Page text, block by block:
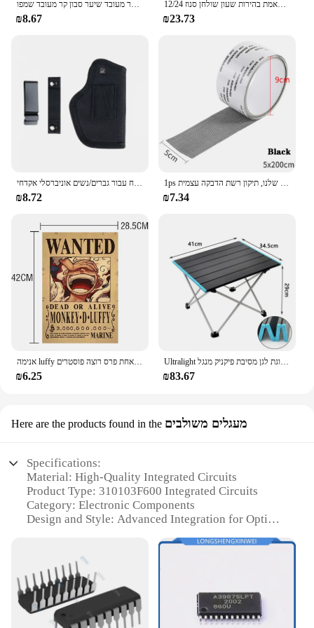
סבון ג 'ינג' ר פוליגונום סבון סבון קר מעובד שיער סבון קר מעובד שמפו
₪8.67
שעון מעורר אזעקה דיגיטלית מראה 2 רמות של התאמת בהירות שעון שולחן סנוז 12/24h מצב לילה הוביל שעון
₪23.73
נרתיקי אקדח עבור גברים/נשים אוניברסלי אקדחי Airsoft IWB/OWB 9mm נרתיקי לנשיאה נסתרת גלוק טקטי אקדח אבזרים
₪8.72
1ps קל ליישום עמיד למים סרט תיקון חלון-לשמור יתושים החוצה עם נגד חרק שלנו, תיקון רשת הדבקה עצמית
₪7.34
אנימה luffy הילוך 5 חתיכה אחת פרס רוצה פוסטרים nika אייס ילד עתיק סלון קיר קישוט מדבקות צעצועים מתנות
₪6.25
Ultralight נייד מתקפל קמפינג שולחן מתקפל חיצוני שולחן ארוחת ערב חוזק גבוהה אלומיניום סגסוגת לגן מסיבת פיקניק מנגל
₪83.67
Here are the products found in the מעגלים משולבים
Specifications:
Material: High-Quality Integrated Circuits
Product Type: 310103F600 Integrated Circuits
Category: Electronic Components
Design and Style: Advanced Integration for Optimal
Usage and Purpose: Wide Range of Electronic
Applications
Performance and Property: Reliable and High-Speed
Operation
Parts and Accessories: Comprehensive Set for Easy
Integration